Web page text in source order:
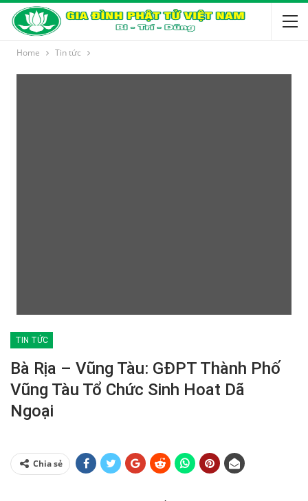
Home Tin tức
TIN TỨC
Bà Rịa – Vũng Tàu: GĐPT Thành Phố
Vũng Tàu Tổ Chức Sinh Hoat Dã
Ngoại
Chia sẻ